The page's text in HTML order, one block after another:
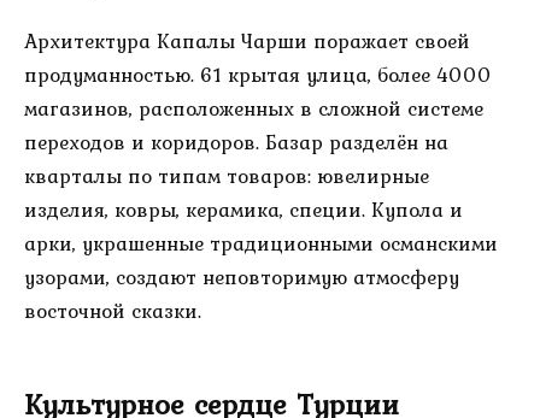
Архитектура Капалы Чарши поражает своей
продуманностью. 61 крытая улица, более 4000
магазинов, расположенных в сложной системе
переходов и коридоров. Базар разделён на
кварталы по типам товаров: ювелирные
изделия, ковры, керамика, специи. Купола и
арки, украшенные традиционными османскими
узорами, создают неповторимую атмосферу
восточной сказки.
Культурное сердце Турции